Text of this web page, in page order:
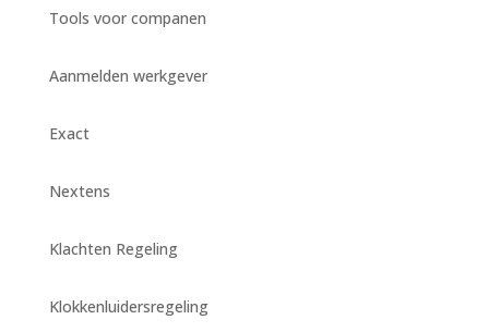
Tools voor companen
Aanmelden werkgever
Exact
Nextens
Klachten Regeling
Klokkenluidersregeling